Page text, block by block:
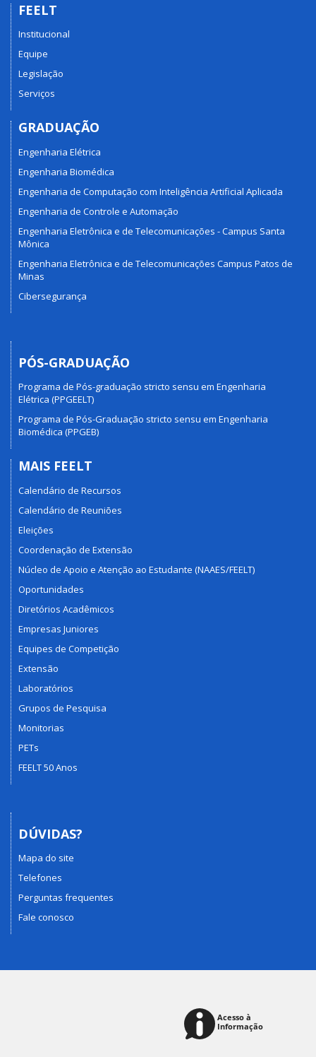
FEELT
Institucional
Equipe
Legislação
Serviços
GRADUAÇÃO
Engenharia Elétrica
Engenharia Biomédica
Engenharia de Computação com Inteligência Artificial Aplicada
Engenharia de Controle e Automação
Engenharia Eletrônica e de Telecomunicações - Campus Santa
Mônica
Engenharia Eletrônica e de Telecomunicações Campus Patos de
Minas
Cibersegurança
PÓS-GRADUAÇÃO
Programa de Pós-graduação stricto sensu em Engenharia
Elétrica (PPGEELT)
Programa de Pós-Graduação stricto sensu em Engenharia
Biomédica (PPGEB)
MAIS FEELT
Calendário de Recursos
Calendário de Reuniões
Eleições
Coordenação de Extensão
Núcleo de Apoio e Atenção ao Estudante (NAAES/FEELT)
Oportunidades
Diretórios Acadêmicos
Empresas Juniores
Equipes de Competição
Extensão
Laboratórios
Grupos de Pesquisa
Monitorias
PETs
FEELT 50 Anos
DÚVIDAS?
Mapa do site
Telefones
Perguntas frequentes
Fale conosco